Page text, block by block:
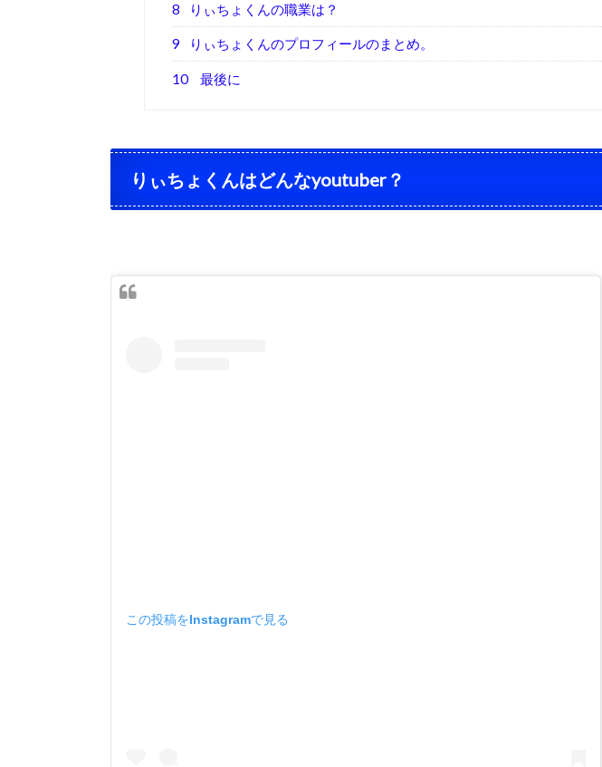
8 りぃちょくんの職業は？
9 りぃちょくんのプロフィールのまとめ。
10 最後に
りぃちょくんはどんなyoutuber？
この投稿をInstagramで見る